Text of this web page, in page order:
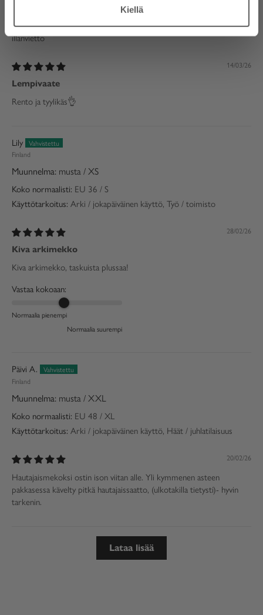
Kiellä
Käyttötarkoitus:Arki / jokapäiväinen käyttö, Treffi-ilta, Juhlat /
illanvietto
14/03/26
Lempivaate
Rento ja tyylikäs👌
Lily
Finland
musta / XS
Koko normaalisti: EU 36 / S
Käyttötarkoitus: Arki / jokapäiväinen käyttö, Työ / toimisto
28/02/26
Kiva arkimekko
Kiva arkimekko, taskuista plussaa!
Vastaa kokoaan:
Normaalia pienempi
Normaalia suurempi
Päivi A.
Finland
musta / XXL
Koko normaalisti: EU 48 / XL
Käyttötarkoitus: Arki / jokapäiväinen käyttö, Häät / juhlatilaisuus
20/02/26
Hautajaismekoksi ostin ison viitan alle. Yli kymmenen asteen
pakkasessa kävelty pitkä hautajaissaatto, (ulkotakilla tietysti)- hyvin
tarkenin.
Lataa lisää